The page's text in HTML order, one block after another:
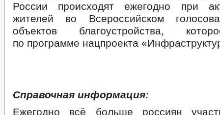
России происходят ежегодно при
жителей во Всероссийском
объектов благоустройства,
по программе нацпроекта
Справочная информация:
Ежегодно всё больше россиян